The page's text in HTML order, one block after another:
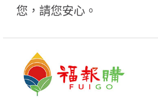
您，請您安心。